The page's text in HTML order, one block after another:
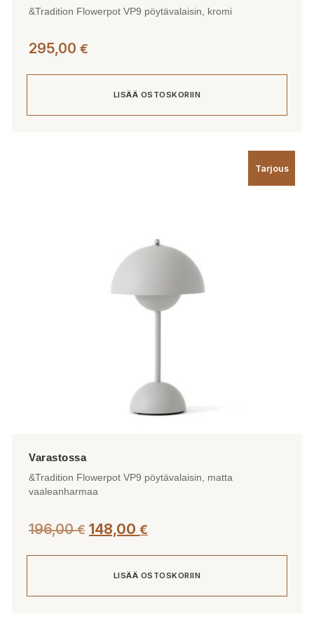
&Tradition Flowerpot VP9 pöytävalaisin, kromi
295,00 €
LISÄÄ OSTOSKORIIN
Tarjous
&Tradition Flowerpot VP9 pöytävalaisin, matta
vaaleanharmaa
196,00€ Alkuperäinen
196,00 €.
148,00 €
148,00 €.
LISÄÄ OSTOSKORIIN